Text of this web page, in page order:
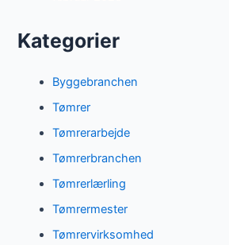
Kategorier
Byggebranchen
Tømrer
Tømrerarbejde
Tømrerbranchen
Tømrerlærling
Tømrermester
Tømrervirksomhed